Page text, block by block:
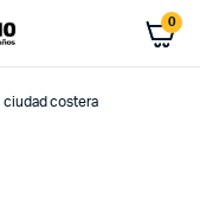
0
ciudad costera